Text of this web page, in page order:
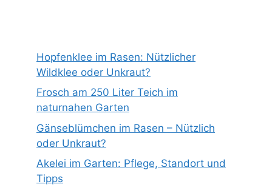
Hopfenklee im Rasen: Nützlicher
Wildklee oder Unkraut?
Frosch am 250 Liter Teich im
naturnahen Garten
Gänseblümchen im Rasen – Nützlich
oder Unkraut?
Akelei im Garten: Pflege, Standort und
Tipps